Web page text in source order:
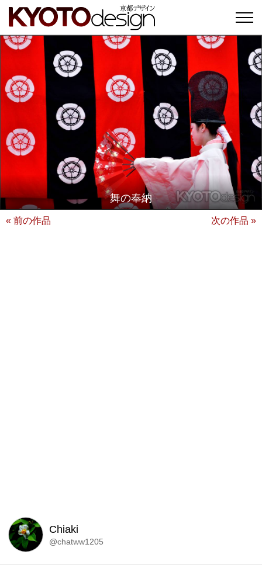
舞の奉納
« 前の作品 次の作品 »
Chiaki
@chatww1205